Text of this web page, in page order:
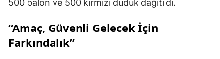
500 balon ve 500 kırmızı düdük dağıtıldı.
“Amaç, Güvenli Gelecek İçin
Farkındalık”